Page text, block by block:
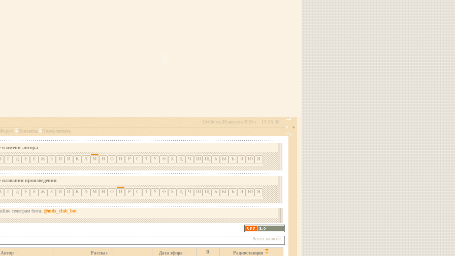
13:55:38
Суббота, 08 августа 2026 г.
Форум
Контакты Пожертвовать
в имени автора
Г Д Е Ё Ж З И Й К Л М Н О П Р С Т У Ф Х Ц Ч Ш Щ Ь Ы Ъ Э Ю Я
произведения
Г Д Е Ё Ж З И Й К Л М Н О П Р С Т У Ф Х Ц Ч Ш Щ Ь Ы Ъ Э Ю Я
телеграм бота: @mds_club_bot
Всего записей:
Автор Рассказ Дата эфира R
Радиостанция